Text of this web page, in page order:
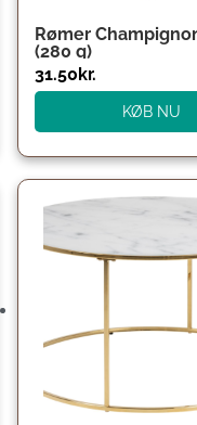
Rømer
(280 g)
31.50 kr.
KØB NU